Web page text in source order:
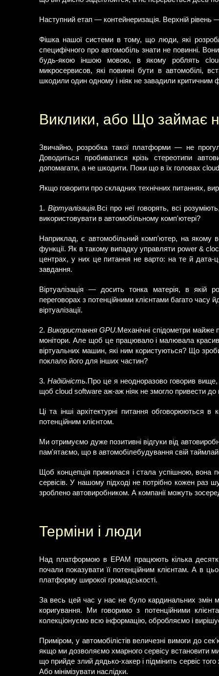
Наступний етап — контейнеризація. Верхній
Фішка нашої системи в тому, що люди, які
специфічного про автомобіль знати не повинні.
будь-якою іншою мовою, в якому роблять
микросервисов, які повинні бути в автомобілі,
шкодили один одному і ніяк не завадили критичним
Виклики, або Що займає
Звичайно, розробка такої платформи — не
Доводиться пробиватися крізь стереотипи
допомагати, а не шкодити. Поки що в їх головах
Якщо говорити про складних технічних питаннях,
1.Віртуалізація.Всі про неї говорять, всі
використовувати в автомобільному комп'ютері?
Наприклад, є автомобільний комп'ютер, на якому
функції. Як в такому випадку управляти power &
центрах, у них це питання не варто: на те й
завдання.
Віртуалізація — досить тонка матерія, в якій
переговорах з потенційними клієнтами багато часу
віртуалізації.
2. Використання GPU.Механічні спідометри майже
монітори. Але щоб це працювало і малювала
віртуальних машин, які ним користуються? Що
поклало його для інших частин?
3. Надійність.Про це я неодноразово говорив вище,
щоб cloud software аж-аж ніяк не змогло привести
Ці та інші архітектурні питання обговорюються
потенційним клієнтом.
Ми отримуємо дуже позитивні відгуки від
пам'ятаємо, що в автомобілебудування свій
Щоб концепція прижилася і стала успішною, вона
сервісів. У нашому підході не потрібно кожен раз
зроблено автовиробником. А компанії можуть
Терміни і люди
Над платформою в EPAM працюють кілька
почали показувати її потенційним клієнтам. А в
платформу широкої громадськості.
За весь цей час у нас не було кардинальних змін
коригування. Ми говоримо з потенційними
колекціонуємо всю інформацію, обробляємо і
Приміром, у автомобілістів величезні вимоги до
якщо ми дозволяємо хмарного сервісу встановити
що прийде злий дядько-хакер і підмінить сервіс
Або мінімізувати наслідки.